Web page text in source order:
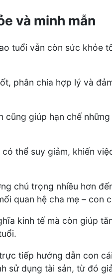
và minh mẫn
tuổi vẫn còn sức khỏe
phân chia hợp lý và
cũng giúp hạn chế
thể suy giảm, khiến
chú trọng nhiều hơn
quan hệ cha mẹ – con
kinh tế mà còn giúp
tiếp hướng dẫn con
sử dụng tài sản, từ đó